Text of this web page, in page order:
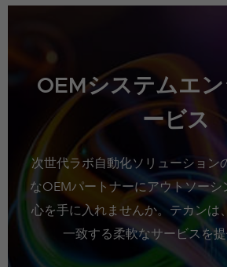
OEMシステムエ
ービス
次世代ラボ自動化ソリューション
なOEMパートナーにアウトソーシ
心を手に入れませんか。テカンは
一致する柔軟なサービスを